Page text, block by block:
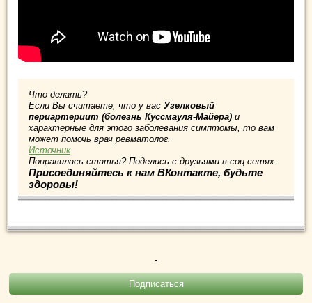
Что делать?
Если Вы считаете, что у вас Узелковый
периартериит (болезнь Куссмауля-Майера) и
характерные для этого заболевания симптомы, то вам
может помочь врач ревматолог.
Источник
Понравилась статья? Поделись с друзьями в соц.сетях:
Присоединяйтесь к нам ВКонтакте, будьте
здоровы!
.